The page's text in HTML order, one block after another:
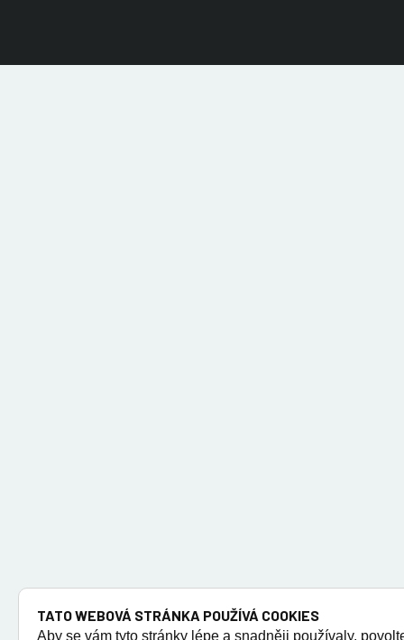
TATO WEBOVÁ STRÁNKA POUŽÍVÁ COOKIES
Aby se vám tyto stránky lépe a snadněji používaly,